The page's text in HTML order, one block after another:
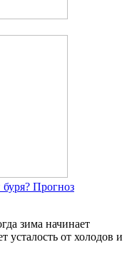
Прогноз
зима начинает
усталость от холодов и